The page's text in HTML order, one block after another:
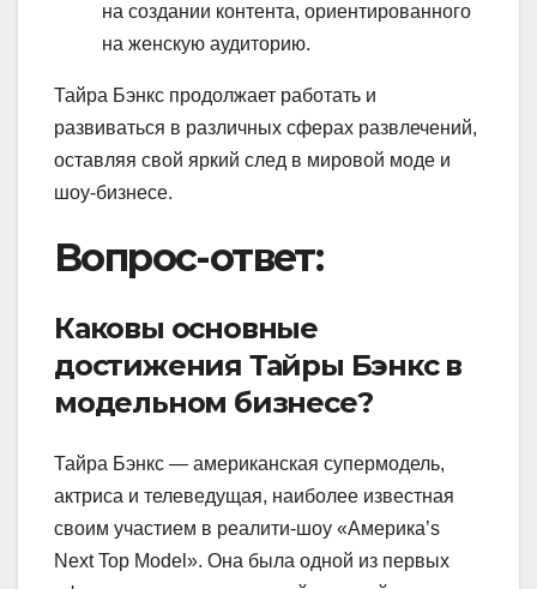
на создании контента, ориентированного
на женскую аудиторию.
Тайра Бэнкс продолжает работать и
развиваться в различных сферах развлечений,
оставляя свой яркий след в мировой моде и
шоу-бизнесе.
Вопрос-ответ:
Каковы основные
достижения Тайры Бэнкс в
модельном бизнесе?
Тайра Бэнкс — американская супермодель,
актриса и телеведущая, наиболее известная
своим участием в реалити-шоу «Америка’s
Next Top Model». Она была одной из первых